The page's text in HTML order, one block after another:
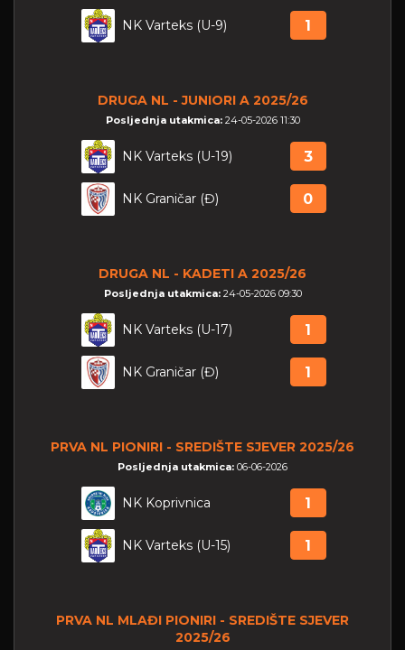
NK Varteks (U-9) 1
DRUGA NL - JUNIORI A 2025/26
Posljednja utakmica: 24-05-2026 11:30
NK Varteks (U-19) 3
NK Graničar (Đ) 0
DRUGA NL - KADETI A 2025/26
Posljednja utakmica: 24-05-2026 09:30
NK Varteks (U-17) 1
NK Graničar (Đ) 1
PRVA NL PIONIRI - SREDIŠTE SJEVER 2025/26
Posljednja utakmica: 06-06-2026
NK Koprivnica 1
NK Varteks (U-15) 1
PRVA NL MLAĐI PIONIRI - SREDIŠTE SJEVER
2025/26